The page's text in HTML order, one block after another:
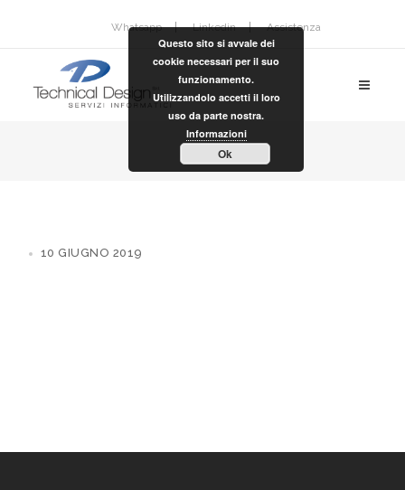
Whatsapp Linkedin Assistenza
10 GIUGNO 2019
Questo sito si avvale dei
cookie necessari per il suo
funzionamento.
Utilizzandolo accetti il loro
uso da parte nostra.
Informazioni
Ok